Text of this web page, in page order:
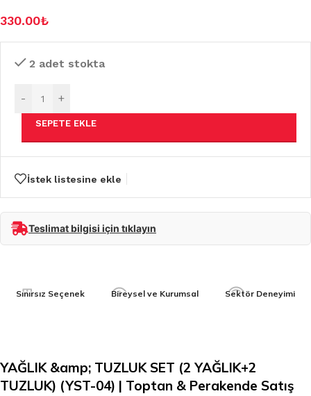
330.00₺
2 adet stokta
- +
SEPETE EKLE
İstek listesine ekle
Teslimat bilgisi için tıklayın
Sınırsız Seçenek Bireysel ve Kurumsal Sektör Deneyimi
YAĞLIK &amp; TUZLUK SET (2 YAĞLIK+2
TUZLUK) (YST-04) | Toptan & Perakende Satış